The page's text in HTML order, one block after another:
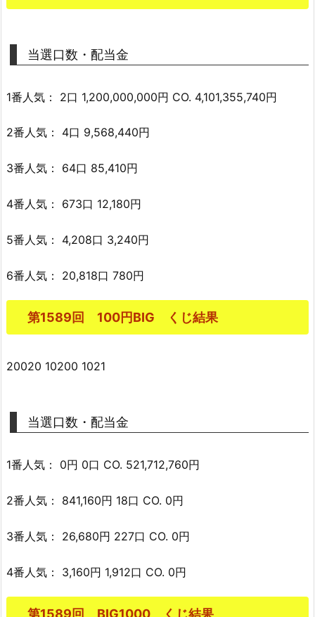
当選口数・配当金
1番人気： 2口 1,200,000,000円 CO. 4,101,355,740円
2番人気： 4口 9,568,440円
3番人気： 64口 85,410円
4番人気： 673口 12,180円
5番人気： 4,208口 3,240円
6番人気： 20,818口 780円
第1589回 100円BIG くじ結果
20020 10200 1021
当選口数・配当金
1番人気： 0円 0口 CO. 521,712,760円
2番人気： 841,160円 18口 CO. 0円
3番人気： 26,680円 227口 CO. 0円
4番人気： 3,160円 1,912口 CO. 0円